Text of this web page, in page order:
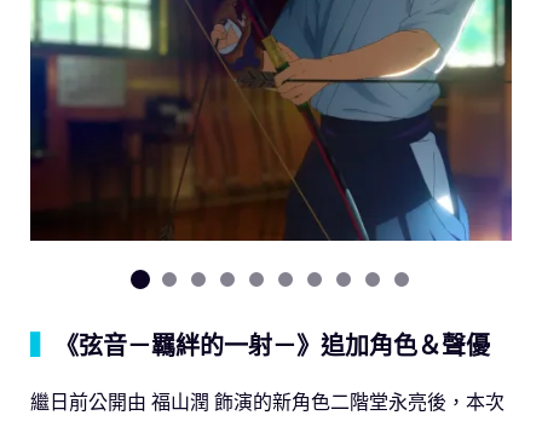
《弦音－羈絆的一射－》追加角色＆聲優
繼日前公開由 福山潤 飾演的新角色二階堂永亮後，本次